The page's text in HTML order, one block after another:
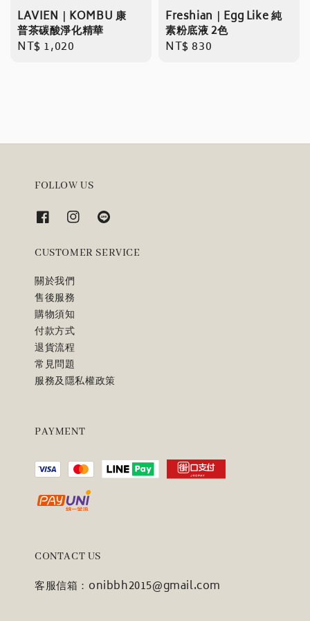
LAVIEN｜KOMBU 康
普茶碳酸淨化精華
Regular
NT$ 1,020
Freshian｜Egg Like 純
素粉底液 2色
Regular
NT$ 830
FOLLOW US
CUSTOMER SERVICE
關於我們
售後服務
購物須知
付款方式
退貨流程
常見問題
服務及隱私權政策
PAYMENT
CONTACT US
客服信箱：onibbh2015@gmail.com